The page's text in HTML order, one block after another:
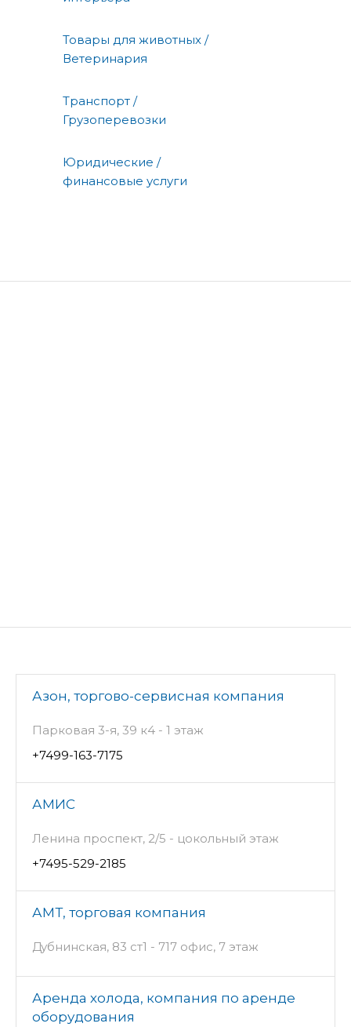
Товары для животных /
Ветеринария
Транспорт /
Грузоперевозки
Юридические /
финансовые услуги
Азон, торгово-сервисная компания
Парковая 3-я, 39 к4 - 1 этаж
+7499-163-7175
АМИС
Ленина проспект, 2/5 - цокольный этаж
+7495-529-2185
АМТ, торговая компания
Дубнинская, 83 ст1 - 717 офис, 7 этаж
Аренда холода, компания по аренде
оборудования